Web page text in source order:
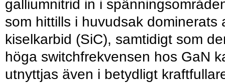
galliumnitrid in i
som hittills i huvudsak dominerats
kiselkarbid (SiC), samtidigt som
höga switchfrekvensen hos GaN
utnyttjas även i betydligt